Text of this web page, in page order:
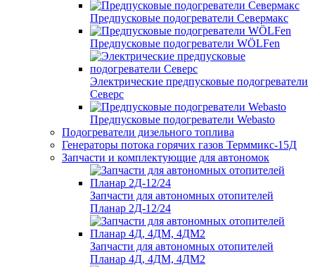
Предпусковые подогреватели Севермакс
Предпусковые подогреватели WÖLFen
Электрические предпусковые подогреватели
Северс
Предпусковые подогреватели Webasto
Подогреватели дизельного топлива
Генераторы потока горячих газов Терммикс-15Д
Запчасти и комплектующие для автономок
Запчасти для автономных отопителей
Планар 2Д-12/24
Запчасти для автономных отопителей
Планар 4Д, 4ДМ, 4ДМ2